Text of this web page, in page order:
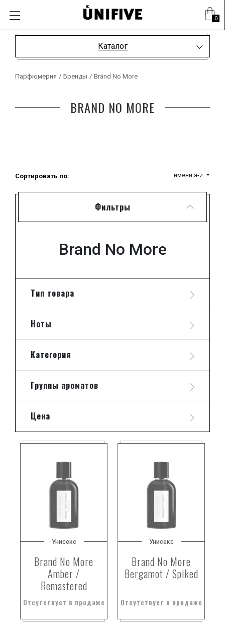
0
Каталог
Парфюмерия / Бренды / Brand No More
BRAND NO MORE
Фильтры
Brand No More
Тип товара
Ноты
Категория
Группы ароматов
Цена
Сортировать по: имени a-z
Унисекс
Brand No More
Amber /
Remastered
Отсутствует в продаже
Унисекс
Brand No More
Bergamot / Spiked
Отсутствует в продаже